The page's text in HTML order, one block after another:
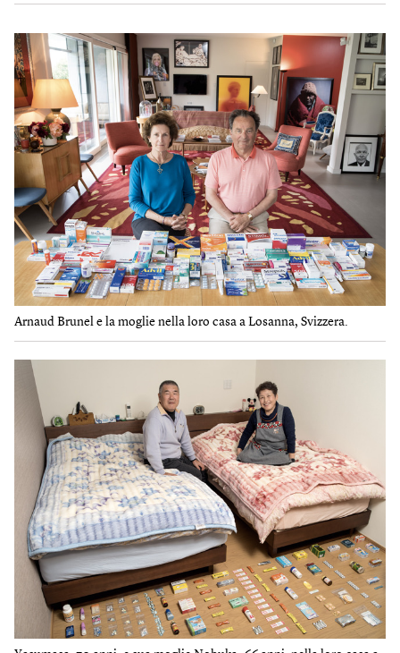
Arnaud Brunel e la moglie nella loro casa a Losanna, Svizzera.